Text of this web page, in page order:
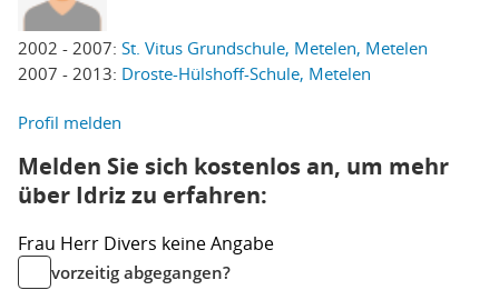
2002 - 2007: St. Vitus Grundschule, Metelen, Metelen
2007 - 2013: Droste-Hülshoff-Schule, Metelen
Profil melden
Melden Sie sich kostenlos an, um mehr
über Idriz zu erfahren:
Frau Herr Divers keine Angabe
vorzeitig abgegangen?